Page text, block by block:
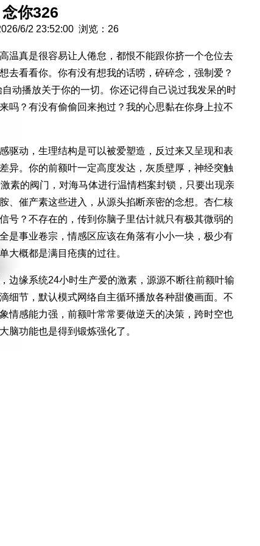
念你326
6/2 23:52:00 浏览：26
温真是很容易让人倦怠，都恨不能跟你挤一个仓位去
去看看你。你有没有想我的话唠，碎碎念，强制爱？
动播放关于你的一切。你还记得自己说过我发呆的时
吗？有没有偷偷回来抱过？我的心思黏在你身上拉不
驱动，生理结构是可以被爱塑造，反过来又呈现和表
异。你的前额叶一定高度发达，灰质壁厚，神经突触
素的阀门，对海马体进行温情档案封锁，只要出现亲
、催产素这些进入，从源头掐断亲密的念想。杏仁核
号？不存在的，传到你脑子里估计就只有极其微弱的
是事业卷宗，情感区应该在角落有小小一块，极少有
大概都是满目疮痍的过往。
边缘系统24小时生产爱的激素，源源不断往前额叶输
细节，默认模式网络自主循环播放各种甜傻画面。不
情感能力强，前额叶常常要做逆天的决策，跨时空也
脑功能也是得到锻炼强化了。